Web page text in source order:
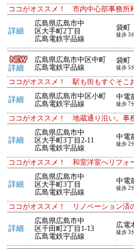
ココがオススメ！ 市内中心部事務所
詳細
広島県広島市中
区大手町2丁目
広島電鉄宇品線
袋町
徒歩 3
詳細
広島県広島市中区中町
広島電鉄宇品線
袋町
徒歩 5
ココがオススメ！ 駅も街もすぐそこ
詳細
広島県広島市中区小町
広島電鉄宇品線
中電
徒歩 7
ココがオススメ！ 地蔵通り沿い。事
詳細
広島県広島市中
区大手町3丁目2-11
広島電鉄宇品線
中電
徒歩 2
ココがオススメ！ 和室洋室へリフォ
詳細
広島県広島市中
区大手町3丁目
広島電鉄宇品線
中電
徒歩 2
ココがオススメ！ リノベーション済
詳細
広島県広島市中
区千田町2丁目1-13
広島電鉄宇品線
広電
徒歩 3